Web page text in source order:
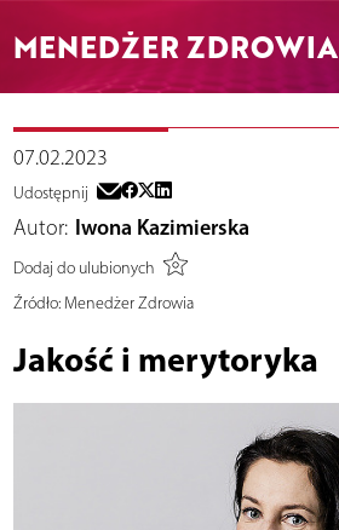
MENEDŻER ZDROWIA
07.02.2023
Udostępnij
Autor: Iwona Kazimierska
Dodaj do ulubionych
Źródło:Menedżer Zdrowia
Jakość i merytoryka